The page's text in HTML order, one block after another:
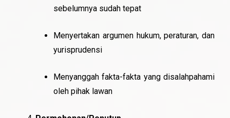
sebelumnya sudah tepat
Menyertakan argumen hukum, peraturan, dan
yurisprudensi
Menyanggah fakta-fakta yang disalahpahami
oleh pihak lawan